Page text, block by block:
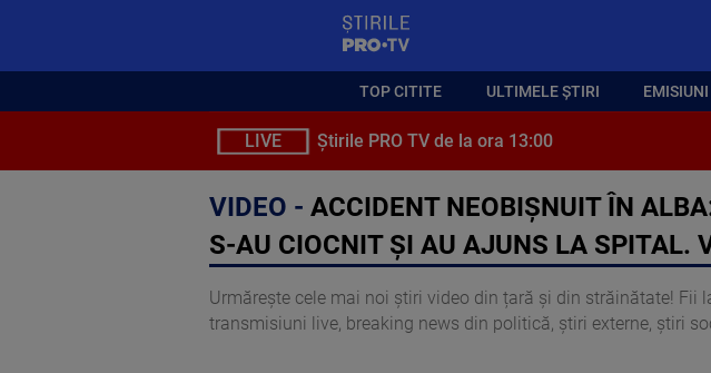
TOP CITITE ULTIMELE ȘTIRI
LIVE Știrile PRO TV de la ora 13:00
VIDEO - ACCIDENT NEOBIȘNUIT ÎN
S-AU CIOCNIT ȘI AU AJUNS LA SPITAL.
Urmărește cele mai noi știri video din țară și din străinătate!
transmisiuni live, breaking news din politică, știri externe, știri